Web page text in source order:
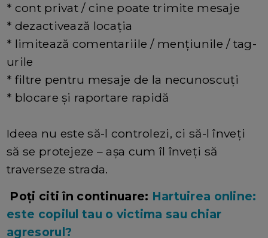
* cont privat / cine poate trimite mesaje
* dezactivează locația
* limitează comentariile / mențiunile / tag-
urile
* filtre pentru mesaje de la necunoscuți
* blocare și raportare rapidă
Ideea nu este să-l controlezi, ci să-l înveți
să se protejeze – așa cum îl înveți să
traverseze strada.
Poți citi în continuare: Hartuirea online:
este copilul tau o victima sau chiar
agresorul?